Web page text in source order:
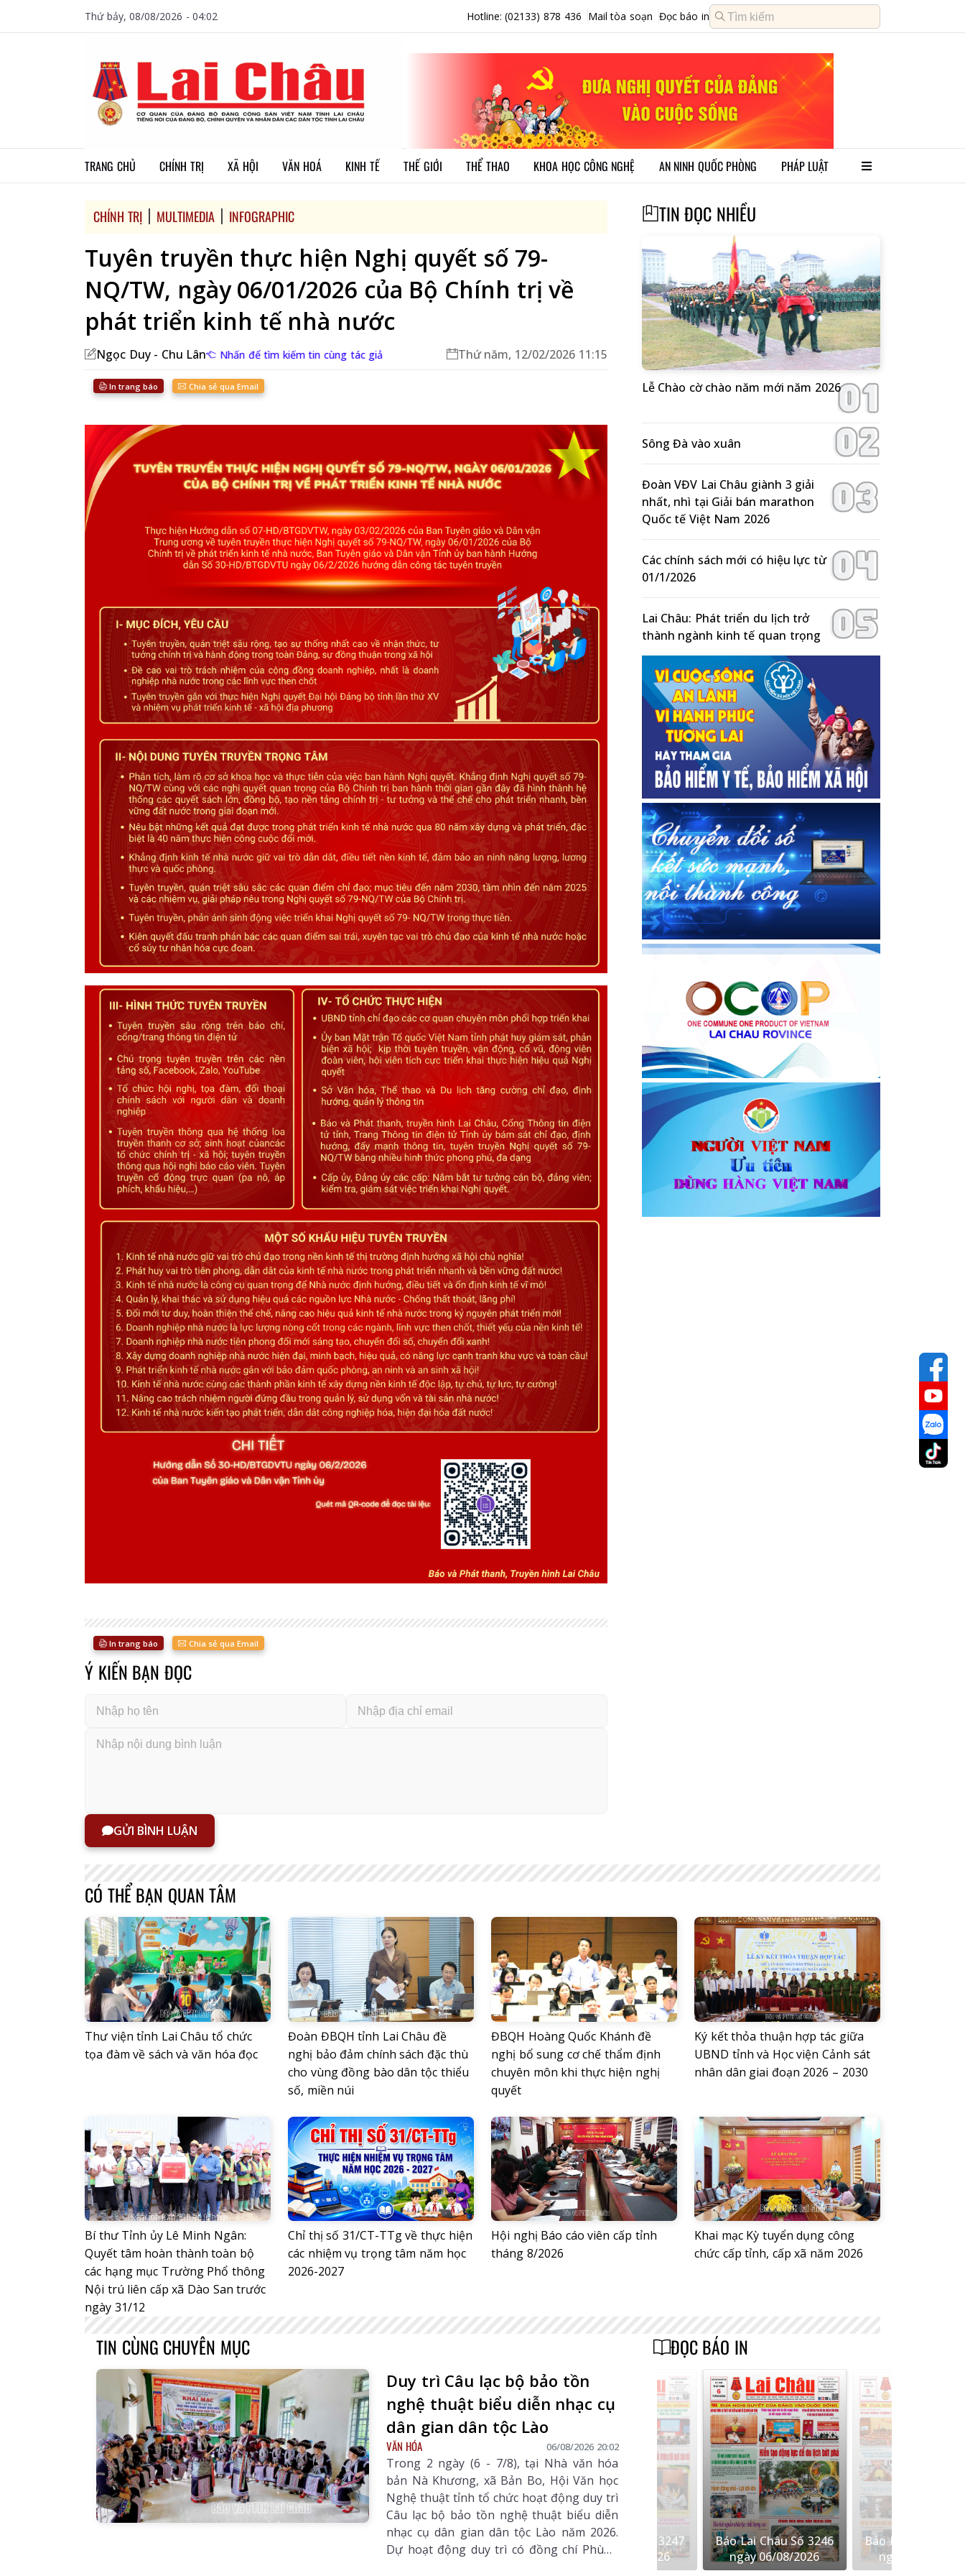
Thứ bảy, 08/08/2026 - 04:02 Hotline: (02133) 878 436 Mail tòa soạn Đọc báo in
TRANG CHỦ CHÍNH TRỊ XÃ HỘI VĂN HOÁ KINH TẾ THẾ GIỚI THỂ THAO KHOA HỌC CÔNG NGHỆ AN NINH QUỐC PHÒNG PHÁP LUẬT
CHÍNH TRỊ MULTIMEDIA INFOGRAPHIC
Tuyên truyền thực hiện Nghị quyết số 79-
NQ/TW, ngày 06/01/2026 của Bộ Chính trị về
phát triển kinh tế nhà nước
Ngọc Duy - Chu Lân Nhấn để tìm kiếm tin cùng tác giả Thứ năm, 12/02/2026 11:15
In trang báo Chia sẻ qua Email
In trang báo Chia sẻ qua Email
Ý KIẾN BẠN ĐỌC
GỬI BÌNH LUẬN
TIN ĐỌC NHIỀU
Lễ Chào cờ chào năm mới năm 2026
Sông Đà vào xuân
Đoàn VĐV Lai Châu giành 3 giải
nhất, nhì tại Giải bán marathon
Quốc tế Việt Nam 2026
Các chính sách mới có hiệu lực từ
01/1/2026
Lai Châu: Phát triển du lịch trở
thành ngành kinh tế quan trọng
CÓ THỂ BẠN QUAN TÂM
Thư viện tỉnh Lai Châu tổ chức
tọa đàm về sách và văn hóa đọc
Đoàn ĐBQH tỉnh Lai Châu đề
nghị bảo đảm chính sách đặc thù
cho vùng đồng bào dân tộc thiểu
số, miền núi
ĐBQH Hoàng Quốc Khánh đề
nghị bổ sung cơ chế thẩm định
chuyên môn khi thực hiện nghị
quyết
Ký kết thỏa thuận hợp tác giữa
UBND tỉnh và Học viện Cảnh sát
nhân dân giai đoạn 2026 – 2030
Bí thư Tỉnh ủy Lê Minh Ngân:
Quyết tâm hoàn thành toàn bộ
các hạng mục Trường Phổ thông
Nội trú liên cấp xã Dào San trước
ngày 31/12
Chỉ thị số 31/CT-TTg về thực hiện
các nhiệm vụ trọng tâm năm học
2026-2027
Hội nghị Báo cáo viên cấp tỉnh
tháng 8/2026
Khai mạc Kỳ tuyển dụng công
chức cấp tỉnh, cấp xã năm 2026
TIN CÙNG CHUYÊN MỤC
Duy trì Câu lạc bộ bảo tồn
nghệ thuật biểu diễn nhạc cụ
dân gian dân tộc Lào
VĂN HÓA 06/08/2026 20:02
Trong 2 ngày (6 - 7/8), tại Nhà văn hóa
bản Nà Khương, xã Bản Bo, Hội Văn học
Nghệ thuật tỉnh tổ chức hoạt động duy trì
Câu lạc bộ bảo tồn nghệ thuật biểu diễn
nhạc cụ dân gian dân tộc Lào năm 2026.
Dự hoạt động duy trì có đồng chí Phùng
ĐỌC BÁO IN
Báo Lai Châu Số 3240
ngày 27/07/2026
Báo Lai Châu Số 3247
ngày 07/08/2026
Báo Lai Châu Số 3246
ngày 06/08/2026
Báo Lai Châu Số
ngày 05/08/